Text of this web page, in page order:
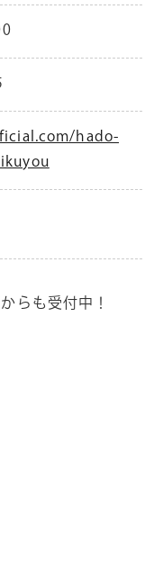
hado-
らも受付中！